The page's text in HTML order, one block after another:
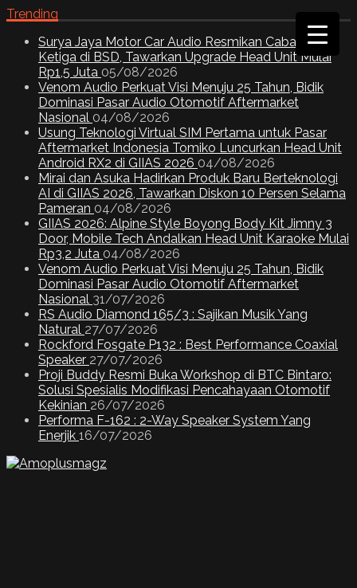
Trending
Surya Jaya Motor Car Audio Resmikan Cabang
Ketiga di BSD, Tawarkan Upgrade Head Unit Mulai
Rp1,5 Juta 05/08/2026
Venom Audio Perkuat Visi Menuju 25 Tahun, Bidik
Dominasi Pasar Audio Otomotif Aftermarket
Nasional 04/08/2026
Usung Teknologi Virtual SIM Pertama untuk Pasar
Aftermarket Indonesia Tomiko Luncurkan Head Unit
Android RX2 di GIIAS 2026 04/08/2026
Mirai dan Asuka Hadirkan Produk Baru Berteknologi
AI di GIIAS 2026, Tawarkan Diskon 10 Persen Selama
Pameran 04/08/2026
GIIAS 2026: Alpine Style Boyong Body Kit Jimny 3
Door, Mobile Tech Andalkan Head Unit Karaoke Mulai
Rp3,2 Juta 04/08/2026
Venom Audio Perkuat Visi Menuju 25 Tahun, Bidik
Dominasi Pasar Audio Otomotif Aftermarket
Nasional 31/07/2026
RS Audio Diamond 165/3 : Sajikan Musik Yang
Natural 27/07/2026
Rockford Fosgate P132 : Best Performance Coaxial
Speaker 27/07/2026
Proji Buddy Resmi Buka Workshop di BTC Bintaro:
Solusi Spesialis Modifikasi Pencahayaan Otomotif
Kekinian 26/07/2026
Performa F-162 : 2-Way Speaker System Yang
Enerjik 16/07/2026